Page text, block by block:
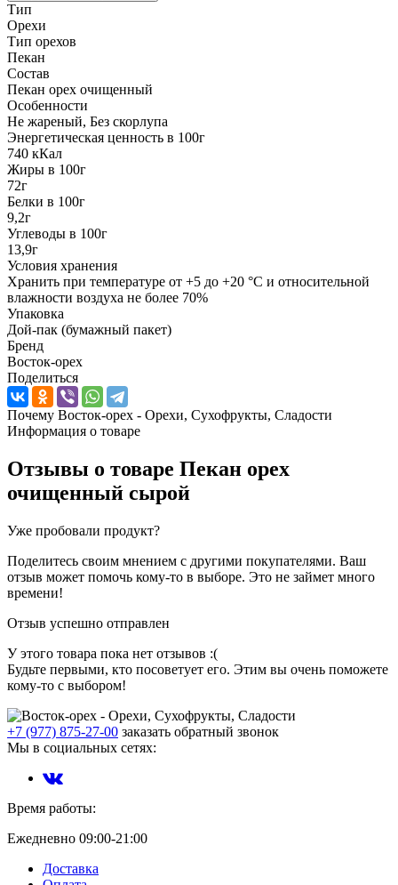
Тип
Орехи
Тип орехов
Пекан
Состав
Пекан орех очищенный
Особенности
Не жареный, Без скорлупа
Энергетическая ценность в 100г
740 кКал
Жиры в 100г
72г
Белки в 100г
9,2г
Углеводы в 100г
13,9г
Условия хранения
Хранить при температуре от +5 до +20 °C и относительной
влажности воздуха не более 70%
Упаковка
Дой-пак (бумажный пакет)
Бренд
Восток-орех
Поделиться
Почему Восток-орех - Орехи, Сухофрукты, Сладости
Информация о товаре
Отзывы о товаре Пекан орех
очищенный сырой
Уже пробовали продукт?
Поделитесь своим мнением с другими покупателями. Ваш
отзыв может помочь кому-то в выборе. Это не займет много
времени!
Отзыв успешно отправлен
У этого товара пока нет отзывов :(
Будьте первыми, кто посоветует его. Этим вы очень поможете
кому-то с выбором!
+7 (977) 875-27-00 заказать обратный звонок
Мы в социальных сетях:
Время работы:
Ежедневно 09:00-21:00
Доставка